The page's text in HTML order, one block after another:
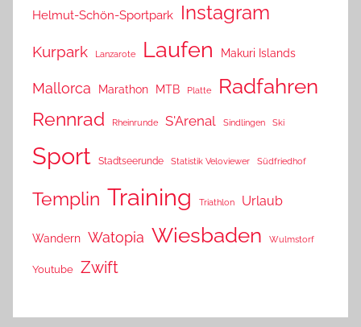
Helmut-Schön-Sportpark Instagram
Kurpark Lanzarote Laufen Makuri Islands
Mallorca Marathon MTB Platte Radfahren
Rennrad Rheinrunde S'Arenal Sindlingen Ski
Sport Stadtseerunde Statistik Veloviewer Südfriedhof
Templin Training Triathlon Urlaub
Wandern Watopia Wiesbaden Wulmstorf
Youtube Zwift